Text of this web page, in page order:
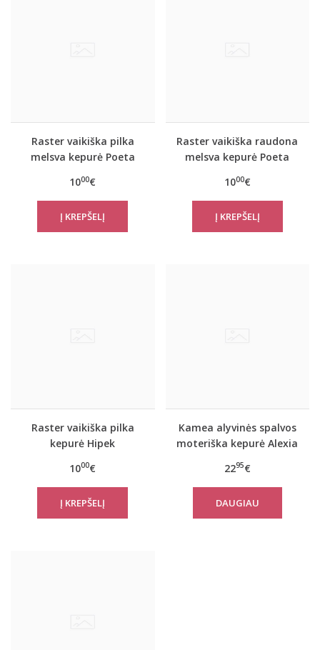
Raster vaikiška pilka
melsva kepurė Poeta
1000€
Raster vaikiška raudona
melsva kepurė Poeta
1000€
Raster vaikiška pilka
kepurė Hipek
1000€
Kamea alyvinės spalvos
moteriška kepurė Alexia
2295€
DAUGIAU